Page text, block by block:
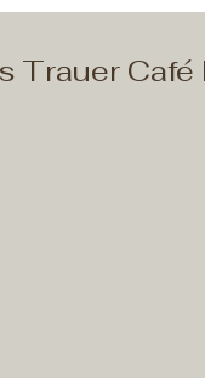
Trauer Café